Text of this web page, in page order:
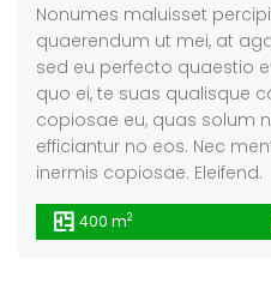
Nonumes maluisset
quaerendum ut mei, at
sed eu perfecto quaestio
quo ei, te suas qualisque
copiosae eu, quas solum
efficiantur no eos. Nec
inermis copiosae. Eleifend.
400 m2